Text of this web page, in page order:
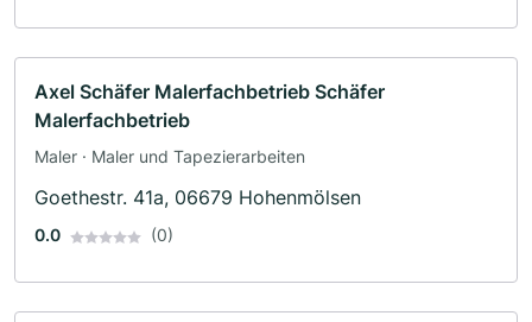
Axel Schäfer Malerfachbetrieb Schäfer
Malerfachbetrieb
Maler · Maler und Tapezierarbeiten
Goethestr. 41a, 06679 Hohenmölsen
0.0 (0)